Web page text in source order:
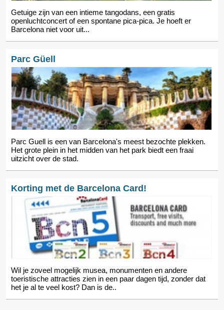
Getuige zijn van een intieme tangodans, een gratis
openluchtconcert of een spontane pica-pica. Je hoeft er
Barcelona niet voor uit...
Parc Güell
Parc Guell is een van Barcelona's meest bezochte plekken.
Het grote plein in het midden van het park biedt een fraai
uitzicht over de stad.
Korting met de Barcelona Card!
Wil je zoveel mogelijk musea, monumenten en andere
toeristische attracties zien in een paar dagen tijd, zonder dat
het je al te veel kost? Dan is de..